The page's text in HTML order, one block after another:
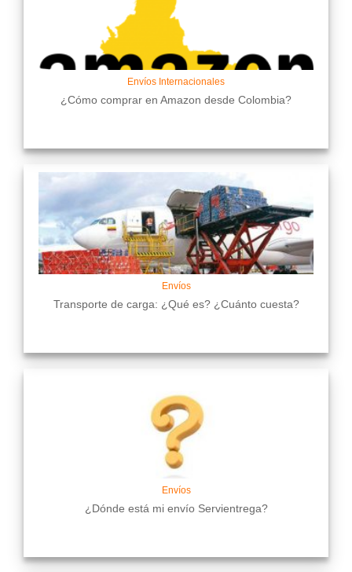
Envíos Internacionales
¿Cómo comprar en Amazon desde Colombia?
Envíos
Transporte de carga: ¿Qué es? ¿Cuánto cuesta?
Envíos
¿Dónde está mi envío Servientrega?